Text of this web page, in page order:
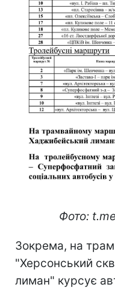
Фото:
Зокрема, на
"Херсонський
лиман" курсує